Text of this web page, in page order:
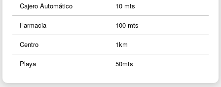
Cajero Automático 10 mts
Farmacia 100 mts
Centro 1km
Playa 50mts